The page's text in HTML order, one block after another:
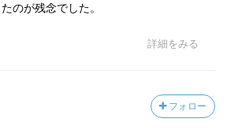
のが残念でした。
詳細をみる
フォロー